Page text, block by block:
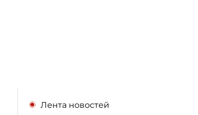
Лента новостей